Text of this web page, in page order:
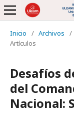
Inicio / Archivos /
Artículos
Desafíos
del
Nacional: